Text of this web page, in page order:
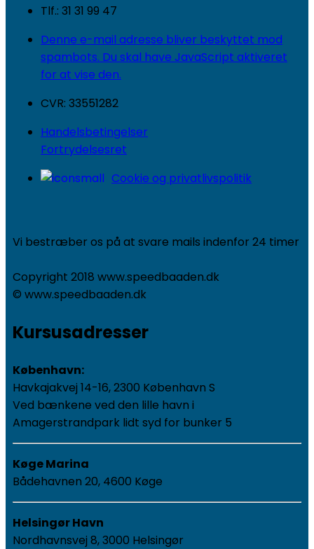
Tlf.: 31 31 99 47
Denne e-mail adresse bliver beskyttet mod
spambots. Du skal have JavaScript aktiveret
for at vise den.
CVR: 33551282
Handelsbetingelser
Fortrydelsesret
Cookie og privatlivspolitik
Vi bestræber os på at svare mails indenfor 24 timer
Copyright 2018 www.speedbaaden.dk
© www.speedbaaden.dk
Kursusadresser
København:
Havkajakvej 14-16, 2300 København S
Ved bænkene ved den lille havn i
Amagerstrandpark lidt syd for bunker 5
Køge Marina
Bådehavnen 20, 4600 Køge
Helsingør Havn
Nordhavnsvej 8, 3000 Helsingør